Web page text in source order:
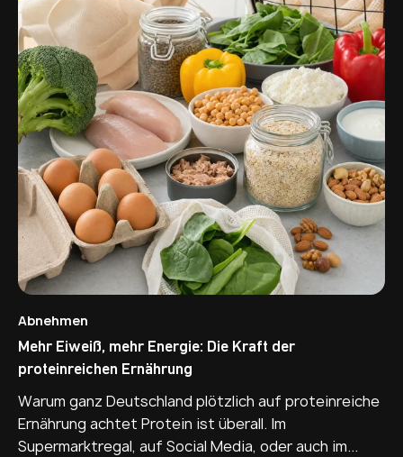
Abnehmen
Mehr Eiweiß, mehr Energie: Die Kraft der
proteinreichen Ernährung
Warum ganz Deutschland plötzlich auf proteinreiche
Ernährung achtet Protein ist überall. Im
Supermarktregal, auf Social Media, oder auch im...